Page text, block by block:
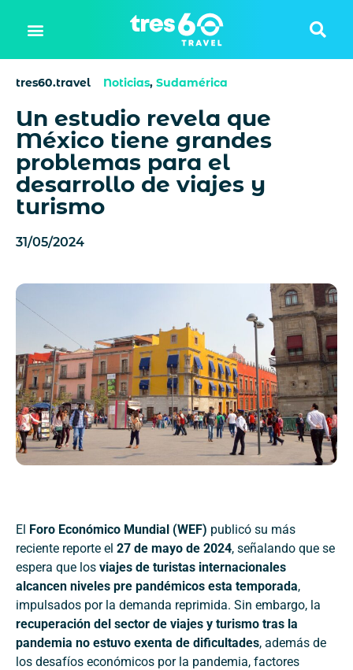
tres60.travel Noticias, Sudamérica
Un estudio revela que
México tiene grandes
problemas para el
desarrollo de viajes y
turismo
31/05/2024
El Foro Económico Mundial (WEF) publicó su más
reciente reporte el 27 de mayo de 2024, señalando que se
espera que los viajes de turistas internacionales
alcancen niveles pre pandémicos esta temporada,
impulsados por la demanda reprimida. Sin embargo, la
recuperación del sector de viajes y turismo tras la
pandemia no estuvo exenta de dificultades, además de
los desafíos económicos por la pandemia, factores